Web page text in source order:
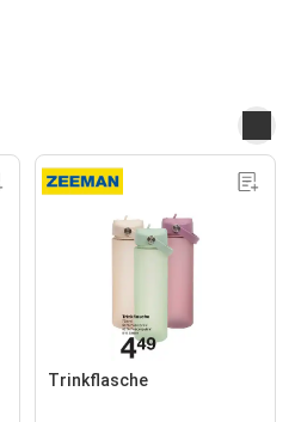
Trinkflasche